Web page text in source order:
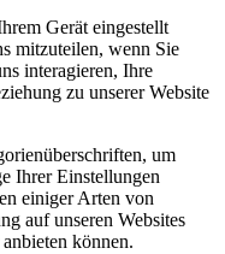
Gerät eingestellt
mitzuteilen, wenn Sie
interagieren, Ihre
zu unserer Website
um
Ihrer Einstellungen
einiger Arten von
auf unseren Websites
können.